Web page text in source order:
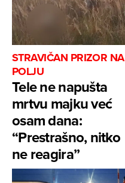
STRAVIČAN PRIZOR NA
POLJU
Tele ne napušta
mrtvu majku već
osam dana:
“Prestrašno, nitko
ne reagira”